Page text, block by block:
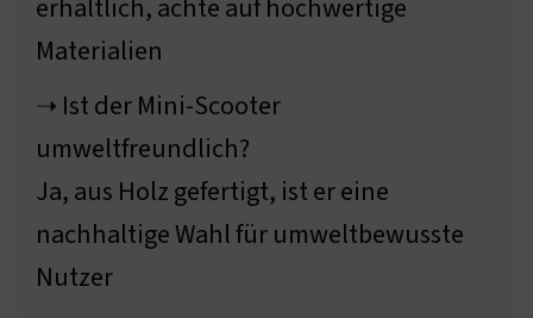
erhältlich, achte auf hochwertige
Materialien
➝ Ist der Mini-Scooter
umweltfreundlich?
Ja, aus Holz gefertigt, ist er eine
nachhaltige Wahl für umweltbewusste
Nutzer